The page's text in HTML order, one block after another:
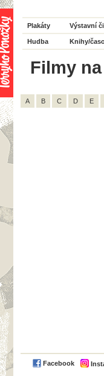
Plakáty Výstavní
Hudba Knihy/
Filmy
A B C D E
Facebook